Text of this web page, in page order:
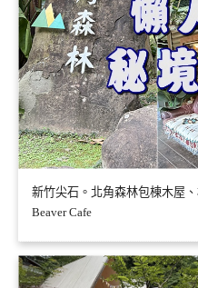
新竹尖石。北角森林包棟木屋
Beaver Cafe